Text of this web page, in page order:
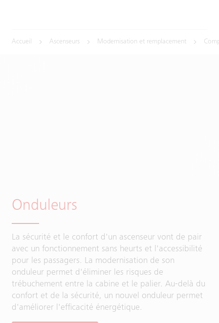
Accueil Ascenseurs Modernisation et remplacement
Onduleurs
La sécurité et le confort d'un ascenseur vont de pair
avec un fonctionnement sans heurts et l'accessibilité
pour les passagers. La modernisation de son
onduleur permet d'éliminer les risques de
trébuchement entre la cabine et le palier. Au-delà du
confort et de la sécurité, un nouvel onduleur permet
d'améliorer l'efficacité énergétique.